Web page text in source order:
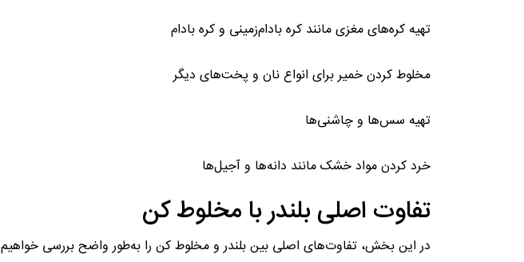
تهیه کره‌های مغزی مانند کره بادام‌زمینی و کره بادام
مخلوط کردن خمیر برای انواع نان و پخت‌های دیگر
تهیه سس‌ها و چاشنی‌ها
خرد کردن مواد خشک مانند دانه‌ها و آجیل‌ها
تفاوت اصلی بلندر با مخلوط کن
در این بخش، تفاوت‌های اصلی بین بلندر و مخلوط کن را به‌طور واضح بررسی خواهیم